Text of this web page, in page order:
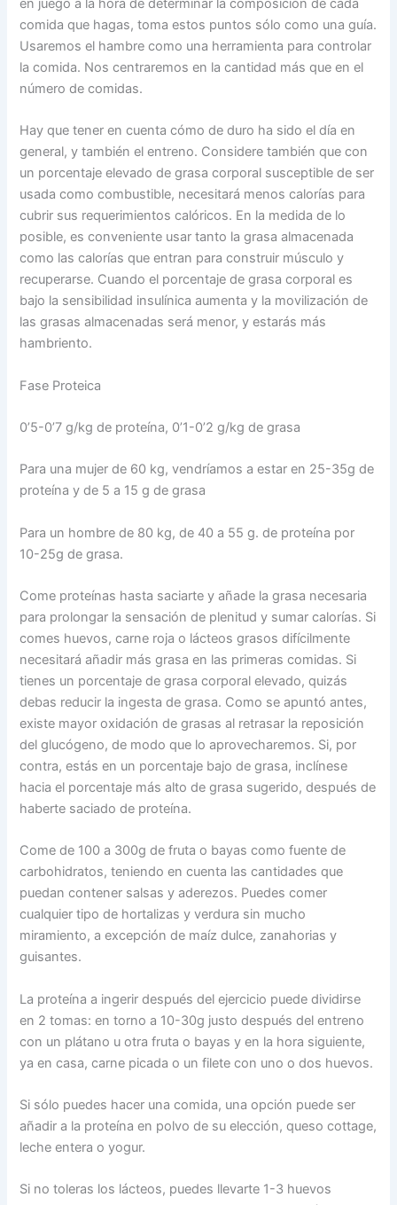
en juego a la hora de determinar la composición de cada
comida que hagas, toma estos puntos sólo como una guía.
Usaremos el hambre como una herramienta para controlar
la comida. Nos centraremos en la cantidad más que en el
número de comidas.
Hay que tener en cuenta cómo de duro ha sido el día en
general, y también el entreno. Considere también que con
un porcentaje elevado de grasa corporal susceptible de ser
usada como combustible, necesitará menos calorías para
cubrir sus requerimientos calóricos. En la medida de lo
posible, es conveniente usar tanto la grasa almacenada
como las calorías que entran para construir músculo y
recuperarse. Cuando el porcentaje de grasa corporal es
bajo la sensibilidad insulínica aumenta y la movilización de
las grasas almacenadas será menor, y estarás más
hambriento.
Fase Proteica
0’5-0’7 g/kg de proteína, 0’1-0’2 g/kg de grasa
Para una mujer de 60 kg, vendríamos a estar en 25-35g de
proteína y de 5 a 15 g de grasa
Para un hombre de 80 kg, de 40 a 55 g. de proteína por
10-25g de grasa.
Come proteínas hasta saciarte y añade la grasa necesaria
para prolongar la sensación de plenitud y sumar calorías. Si
comes huevos, carne roja o lácteos grasos difícilmente
necesitará añadir más grasa en las primeras comidas. Si
tienes un porcentaje de grasa corporal elevado, quizás
debas reducir la ingesta de grasa. Como se apuntó antes,
existe mayor oxidación de grasas al retrasar la reposición
del glucógeno, de modo que lo aprovecharemos. Si, por
contra, estás en un porcentaje bajo de grasa, inclínese
hacia el porcentaje más alto de grasa sugerido, después de
haberte saciado de proteína.
Come de 100 a 300g de fruta o bayas como fuente de
carbohidratos, teniendo en cuenta las cantidades que
puedan contener salsas y aderezos. Puedes comer
cualquier tipo de hortalizas y verdura sin mucho
miramiento, a excepción de maíz dulce, zanahorias y
guisantes.
La proteína a ingerir después del ejercicio puede dividirse
en 2 tomas: en torno a 10-30g justo después del entreno
con un plátano u otra fruta o bayas y en la hora siguiente,
ya en casa, carne picada o un filete con uno o dos huevos.
Si sólo puedes hacer una comida, una opción puede ser
añadir a la proteína en polvo de su elección, queso cottage,
leche entera o yogur.
Si no toleras los lácteos, puedes llevarte 1-3 huevos